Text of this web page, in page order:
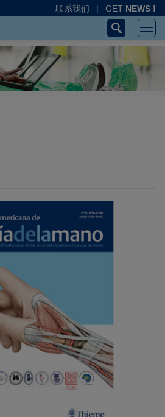
联系我们 | GET NEWS !